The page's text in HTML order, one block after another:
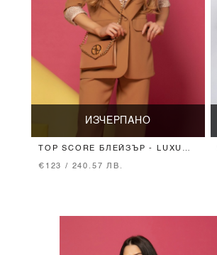
ИЗЧЕРПАНО
TOP SCORE БЛЕЙЗЪР - LUXURY
€123 / 240.57 ЛВ.